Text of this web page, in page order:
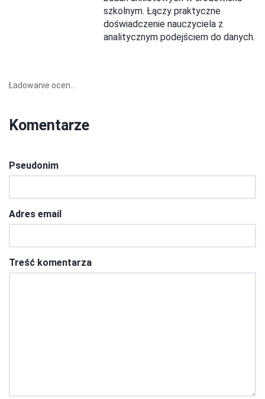
szkolnym. Łączy praktyczne
doświadczenie nauczyciela z
analitycznym podejściem do danych.
Ładowanie ocen...
Komentarze
Pseudonim
Adres email
Treść komentarza